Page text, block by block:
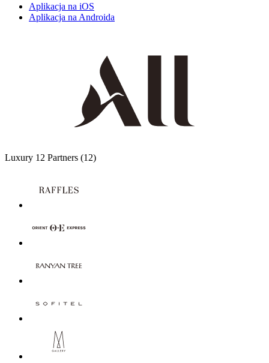
Aplikacja na iOS
Aplikacja na Androida
Luxury 12 Partners (12)